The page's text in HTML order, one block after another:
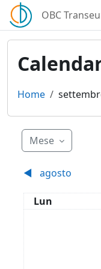
Vai al contenuto
OBC
Home
Mese
◀︎ agosto
Lunedi
Lun